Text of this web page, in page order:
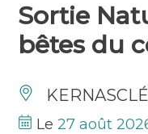
Sortie
bêtes du
Le27 août